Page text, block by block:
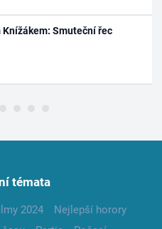
Smuteční řec
témata
2024
Nejlepší horory